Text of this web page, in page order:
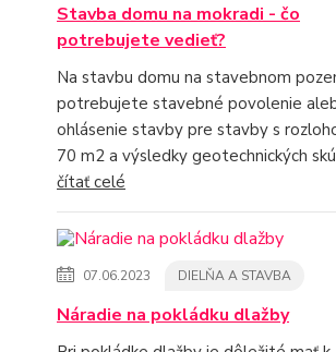
Stavba domu na mokradi - čo
potrebujete vedieť?
Na stavbu domu na stavebnom
potrebujete stavebné povolenie
ohlásenie stavby pre stavby s
70 m2 a výsledky geotechnických
čítať celé
07.06.2023 DIELŇA A STAVBA
Náradie na pokládku dlažby